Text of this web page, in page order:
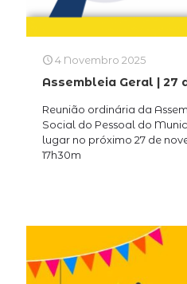
4 Novembro 2025
Assembleia Geral | 27
Reunião ordinária da
Social do Pessoal do
lugar no próximo 27 de
17h30m